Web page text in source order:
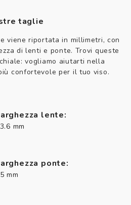
taglie
viene riportata in millimetri, con
di lenti e ponte. Trovi queste
vogliamo aiutarti nella
confortevole per il tuo viso.
lente:
mm
ponte:
mm